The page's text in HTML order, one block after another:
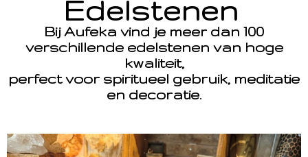
Edelstenen
Bij Aufeka vind je meer dan 100
verschillende edelstenen van hoge
kwaliteit,
perfect voor spiritueel gebruik, meditatie
en decoratie.